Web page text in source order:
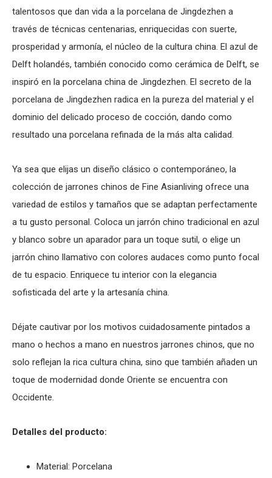
talentosos que dan vida a la porcelana de Jingdezhen a
través de técnicas centenarias, enriquecidas con suerte,
prosperidad y armonía, el núcleo de la cultura china. El azul de
Delft holandés, también conocido como cerámica de Delft, se
inspiró en la porcelana china de Jingdezhen. El secreto de la
porcelana de Jingdezhen radica en la pureza del material y el
dominio del delicado proceso de cocción, dando como
resultado una porcelana refinada de la más alta calidad.
Ya sea que elijas un diseño clásico o contemporáneo, la
colección de jarrones chinos de Fine Asianliving ofrece una
variedad de estilos y tamaños que se adaptan perfectamente
a tu gusto personal. Coloca un jarrón chino tradicional en azul
y blanco sobre un aparador para un toque sutil, o elige un
jarrón chino llamativo con colores audaces como punto focal
de tu espacio. Enriquece tu interior con la elegancia
sofisticada del arte y la artesanía china.
Déjate cautivar por los motivos cuidadosamente pintados a
mano o hechos a mano en nuestros jarrones chinos, que no
solo reflejan la rica cultura china, sino que también añaden un
toque de modernidad donde Oriente se encuentra con
Occidente.
Detalles del producto:
Material: Porcelana